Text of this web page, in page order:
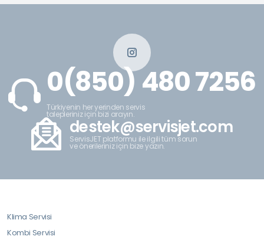
0(850) 480 7256
Türkiyenin her yerinden servis
talepleriniz için bizi arayın.
destek@servisjet.com
ServisJET platformu ile ilgili tüm sorun
ve önerileriniz için bize yazın.
Klima Servisi
Kombi Servisi